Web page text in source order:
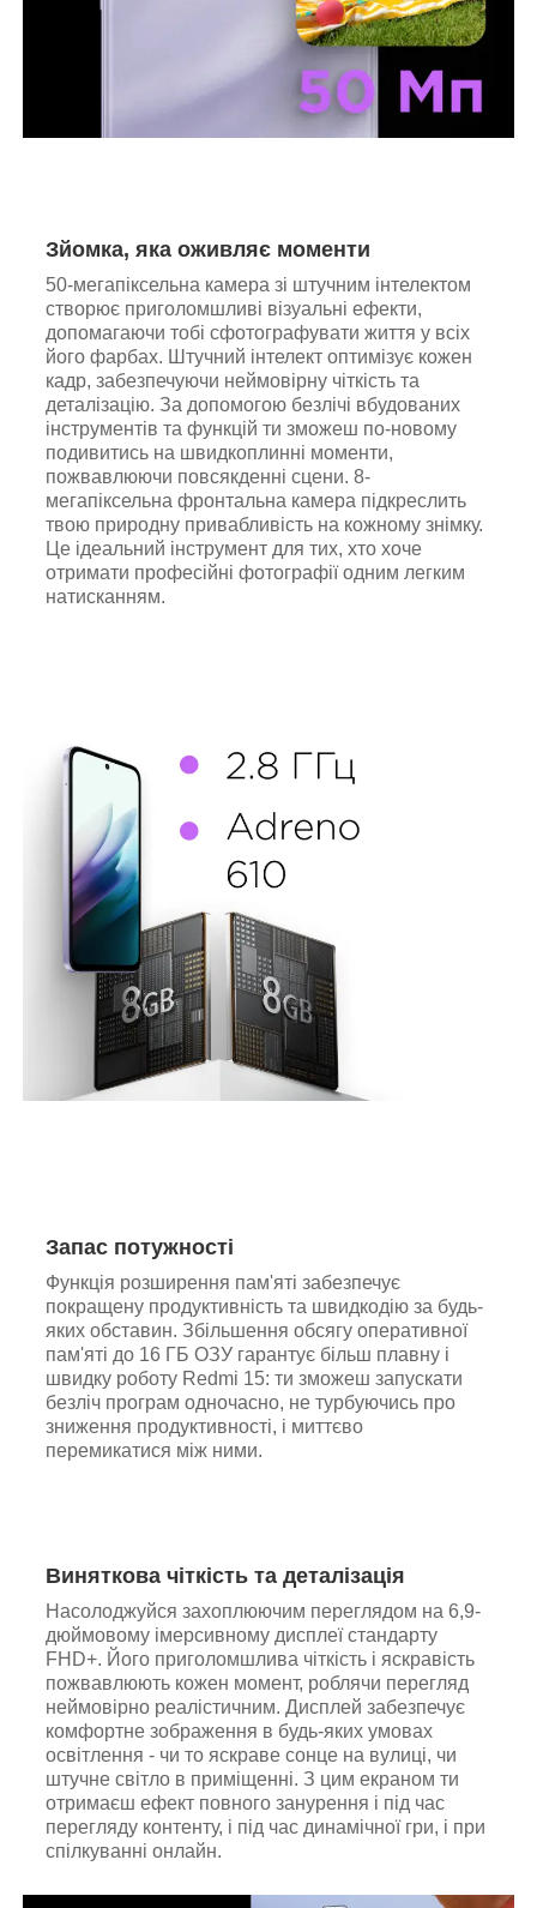
Зйомка, яка оживляє моменти
50-мегапіксельна камера зі штучним інтелектом
створює приголомшливі візуальні ефекти,
допомагаючи тобі сфотографувати життя у всіх
його фарбах. Штучний інтелект оптимізує кожен
кадр, забезпечуючи неймовірну чіткість та
деталізацію. За допомогою безлічі вбудованих
інструментів та функцій ти зможеш по-новому
подивитись на швидкоплинні моменти,
пожвавлюючи повсякденні сцени. 8-
мегапіксельна фронтальна камера підкреслить
твою природну привабливість на кожному знімку.
Це ідеальний інструмент для тих, хто хоче
отримати професійні фотографії одним легким
натисканням.
Виняткова чіткість та деталізація
Насолоджуйся захоплюючим переглядом на 6,9-
дюймовому імерсивному дисплеї стандарту
FHD+. Його приголомшлива чіткість і яскравість
пожвавлюють кожен момент, роблячи перегляд
неймовірно реалістичним. Дисплей забезпечує
комфортне зображення в будь-яких умовах
освітлення - чи то яскраве сонце на вулиці, чи
штучне світло в приміщенні. З цим екраном ти
отримаєш ефект повного занурення і під час
перегляду контенту, і під час динамічної гри, і при
спілкуванні онлайн.
Запас потужності
Функція розширення пам'яті забезпечує
покращену продуктивність та швидкодію за будь-
яких обставин. Збільшення обсягу оперативної
пам'яті до 16 ГБ ОЗУ гарантує більш плавну і
швидку роботу Redmi 15: ти зможеш запускати
безліч програм одночасно, не турбуючись про
зниження продуктивності, і миттєво
перемикатися між ними.